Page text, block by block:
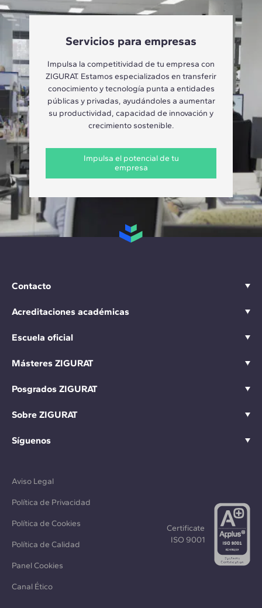
Servicios para empresas
Impulsa la competitividad de tu empresa con
ZIGURAT. Estamos especializados en transferir
conocimiento y tecnología punta a entidades
públicas y privadas, ayudándoles a aumentar
su productividad, capacidad de innovación y
crecimiento sostenible.
Impulsa el potencial de tu
empresa
Contacto
Acreditaciones académicas
Escuela oficial
Másteres ZIGURAT
Posgrados ZIGURAT
Sobre ZIGURAT
Síguenos
Aviso Legal
Política de Privacidad
Política de Cookies
Política de Calidad
Panel Cookies
Canal Ético
Certificate
ISO 9001